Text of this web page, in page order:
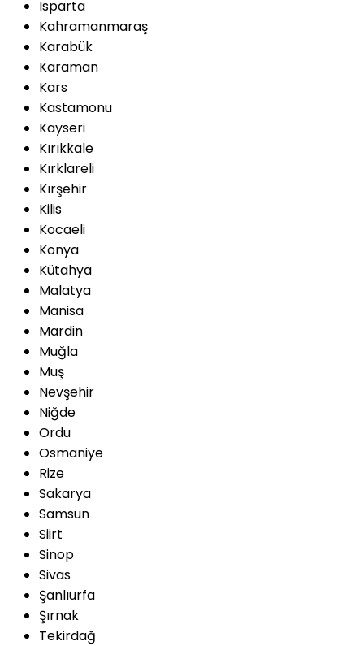
Isparta
Kahramanmaraş
Karabük
Karaman
Kars
Kastamonu
Kayseri
Kırıkkale
Kırklareli
Kırşehir
Kilis
Kocaeli
Konya
Kütahya
Malatya
Manisa
Mardin
Muğla
Muş
Nevşehir
Niğde
Ordu
Osmaniye
Rize
Sakarya
Samsun
Siirt
Sinop
Sivas
Şanlıurfa
Şırnak
Tekirdağ